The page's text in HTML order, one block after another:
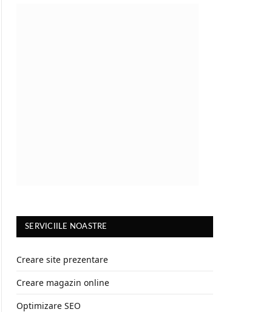
SERVICIILE NOASTRE
Creare site prezentare
Creare magazin online
Optimizare SEO